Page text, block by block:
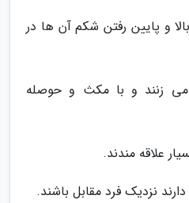
و پایین رفتن شکم آن ها در
زنند و با مکث و حوصله